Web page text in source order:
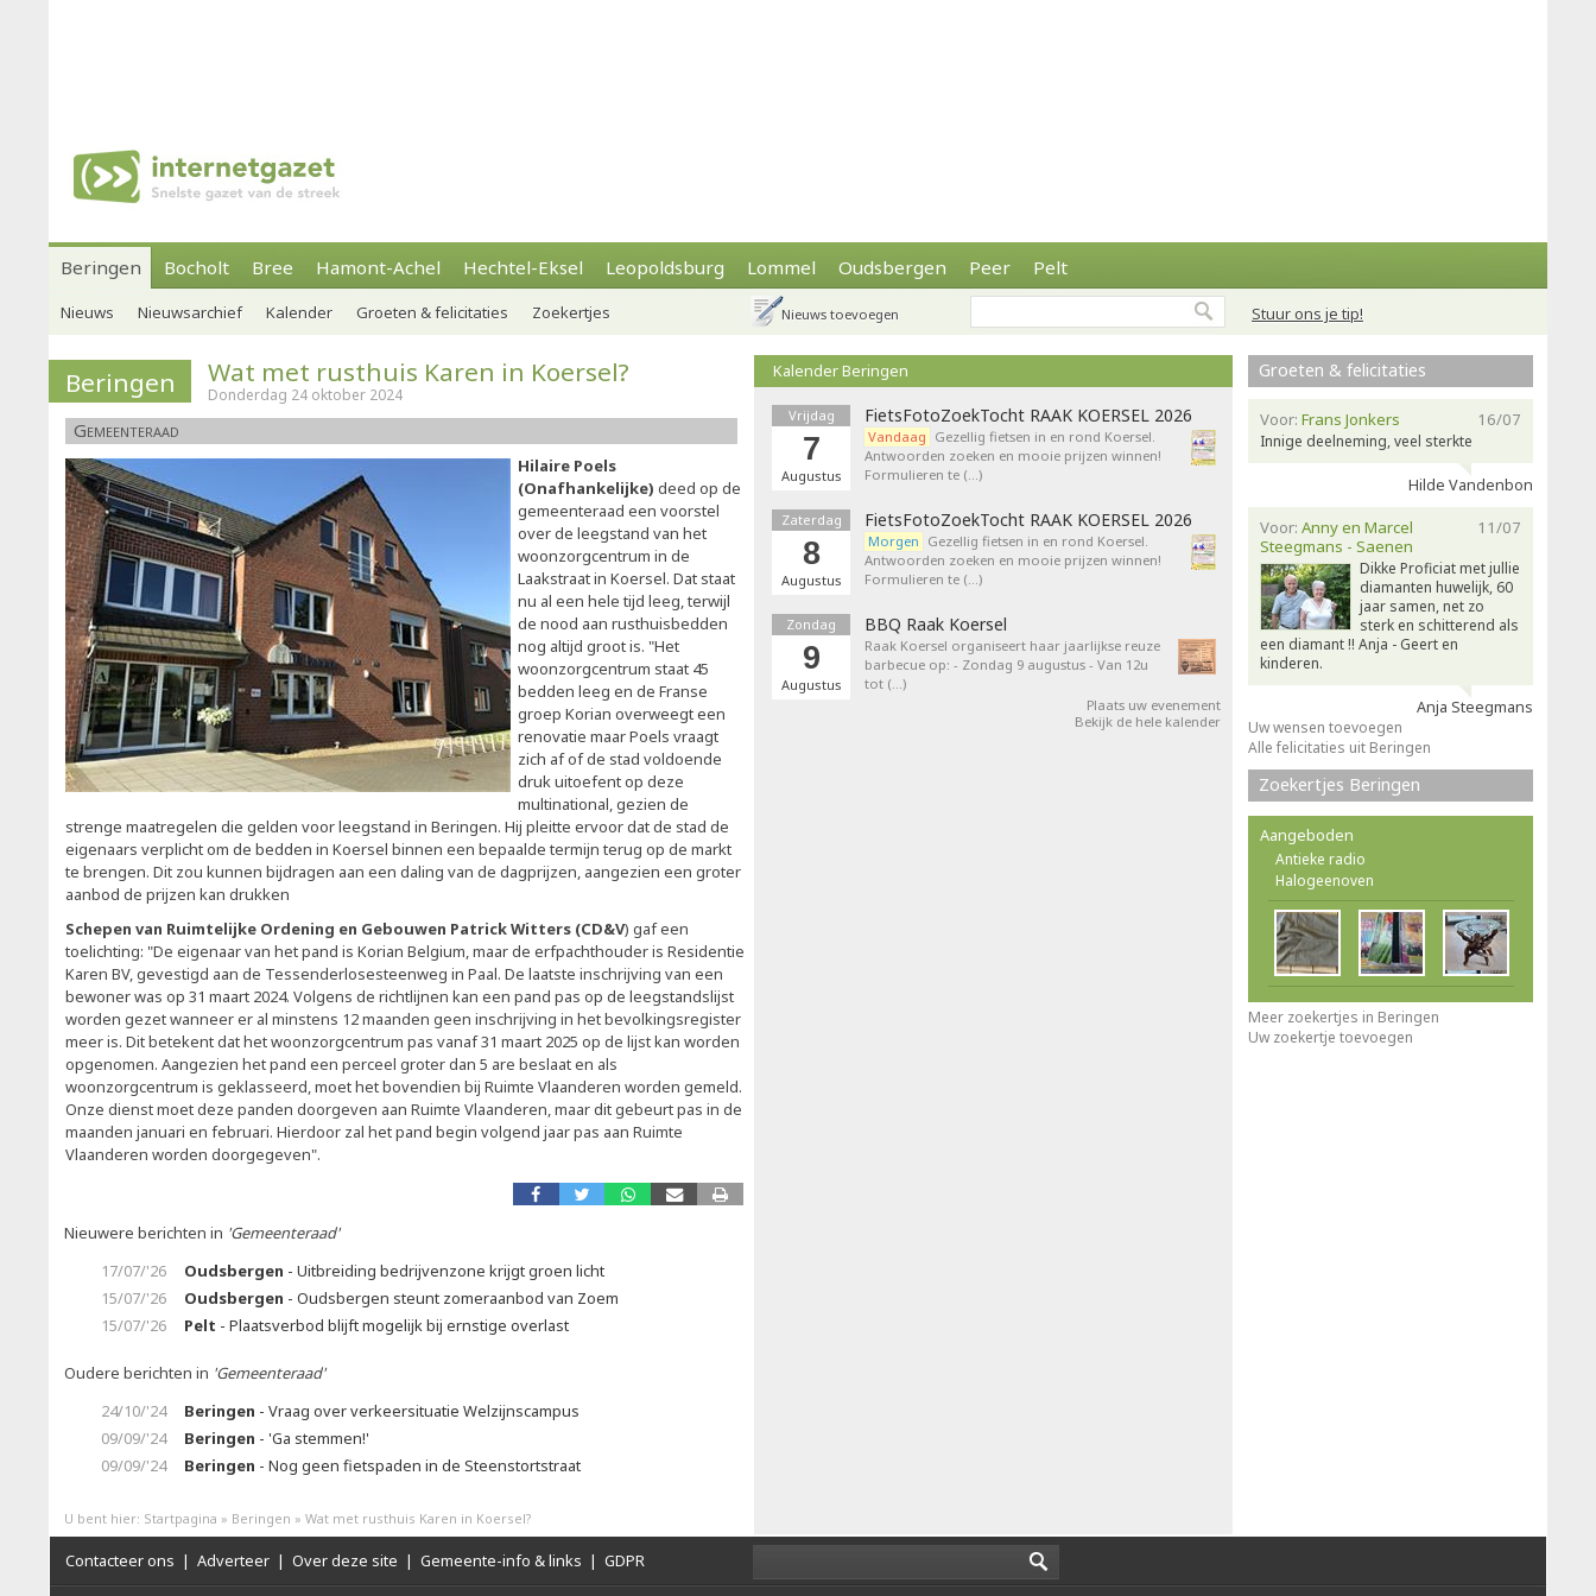
Beringen Bocholt Bree Hamont-Achel Hechtel-Eksel Leopoldsburg Lommel Oudsbergen Peer Pelt
Stuur ons je tip!
Nieuws Nieuwsarchief Kalender Groeten & felicitaties Zoekertjes Nieuws toevoegen
Beringen Wat met rusthuis Karen in Koersel?
Donderdag 24 oktober 2024
Gemeenteraad
Hilaire Poels
(Onafhankelijke) deed op de
gemeenteraad een voorstel
over de leegstand van het
woonzorgcentrum in de
Laakstraat in Koersel. Dat staat
nu al een hele tijd leeg, terwijl
de nood aan rusthuisbedden
nog altijd groot is. "Het
woonzorgcentrum staat 45
bedden leeg en de Franse
groep Korian overweegt een
renovatie maar Poels vraagt
zich af of de stad voldoende
druk uitoefent op deze
multinational, gezien de
strenge maatregelen die gelden voor leegstand in Beringen. Hij pleitte ervoor dat de stad de
eigenaars verplicht om de bedden in Koersel binnen een bepaalde termijn terug op de markt
te brengen. Dit zou kunnen bijdragen aan een daling van de dagprijzen, aangezien een groter
aanbod de prijzen kan drukken
Schepen van Ruimtelijke Ordening en Gebouwen Patrick Witters (CD&V) gaf een
toelichting: "De eigenaar van het pand is Korian Belgium, maar de erfpachthouder is Residentie
Karen BV, gevestigd aan de Tessenderlosesteenweg in Paal. De laatste inschrijving van een
bewoner was op 31 maart 2024. Volgens de richtlijnen kan een pand pas op de leegstandslijst
worden gezet wanneer er al minstens 12 maanden geen inschrijving in het bevolkingsregister
meer is. Dit betekent dat het woonzorgcentrum pas vanaf 31 maart 2025 op de lijst kan worden
opgenomen. Aangezien het pand een perceel groter dan 5 are beslaat en als
woonzorgcentrum is geklasseerd, moet het bovendien bij Ruimte Vlaanderen worden gemeld.
Onze dienst moet deze panden doorgeven aan Ruimte Vlaanderen, maar dit gebeurt pas in de
maanden januari en februari. Hierdoor zal het pand begin volgend jaar pas aan Ruimte
Vlaanderen worden doorgegeven".
Nieuwere berichten in 'Gemeenteraad'
17/07/'26
Oudsbergen - Uitbreiding bedrijvenzone krijgt groen licht
15/07/'26
Oudsbergen - Oudsbergen steunt zomeraanbod van Zoem
15/07/'26
Pelt - Plaatsverbod blijft mogelijk bij ernstige overlast
Oudere berichten in 'Gemeenteraad'
24/10/'24
Beringen - Vraag over verkeersituatie Welzijnscampus
09/09/'24
Beringen - 'Ga stemmen!'
09/09/'24
Beringen - Nog geen fietspaden in de Steenstortstraat
Kalender Beringen
Vrijdag
7
Augustus
FietsFotoZoekTocht RAAK KOERSEL 2026
Vandaag Gezellig fietsen in en rond Koersel.
Antwoorden zoeken en mooie prijzen winnen!
Formulieren te (…)
Zaterdag
8
Augustus
FietsFotoZoekTocht RAAK KOERSEL 2026
Morgen Gezellig fietsen in en rond Koersel.
Antwoorden zoeken en mooie prijzen winnen!
Formulieren te (…)
Zondag
9
Augustus
BBQ Raak Koersel
Raak Koersel organiseert haar jaarlijkse reuze
barbecue op: - Zondag 9 augustus - Van 12u
tot (…)
Plaats uw evenement
Bekijk de hele kalender
Groeten & felicitaties
16/07
Voor: Frans Jonkers
Innige deelneming, veel sterkte
Hilde Vandenbon
11/07
Voor: Anny en Marcel
Steegmans - Saenen
Dikke Proficiat met jullie
diamanten huwelijk, 60
jaar samen, net zo
sterk en schitterend als
een diamant !! Anja - Geert en
kinderen.
Anja Steegmans
Uw wensen toevoegen
Alle felicitaties uit Beringen
Zoekertjes Beringen
Aangeboden
Antieke radio
Halogeenoven
Meer zoekertjes in Beringen
Uw zoekertje toevoegen
U bent hier: Startpagina » Beringen » Wat met rusthuis Karen in Koersel?
Contacteer ons | Adverteer | Over deze site | Gemeente-info & links | GDPR